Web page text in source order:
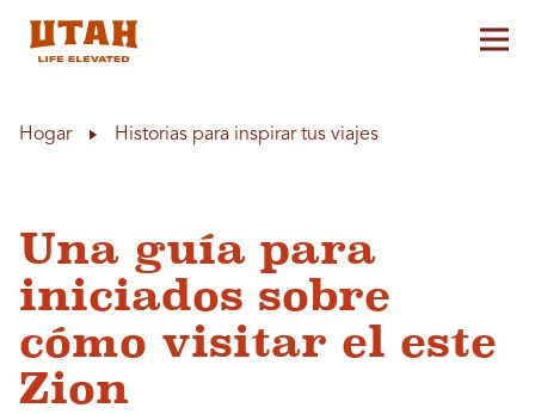
Hogar Historias para inspirar tus viajes
Una guía para
iniciados sobre
cómo visitar el este
Zion